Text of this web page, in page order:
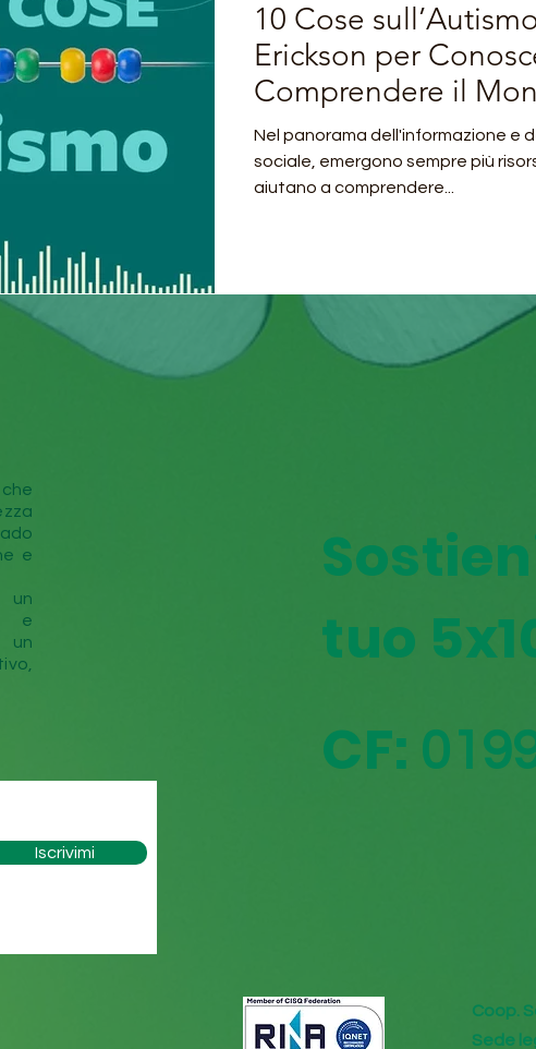
10 Cose
Erickson per
Comprendere il
Persone Autistiche
Nel panorama dell'informazione e
sociale, emergono sempre più
aiutano a comprendere...
e
un
e
un
Iscrivimi
tuo
CF:
Coop.
Sede